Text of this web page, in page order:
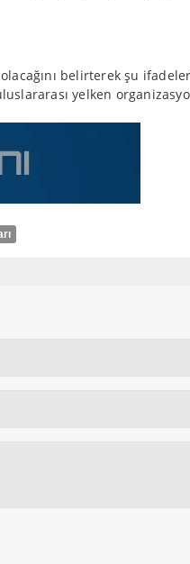
belirterek şu
yelken